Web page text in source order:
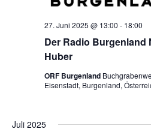
Der Radio Burgenland
Huber
27. Juni 2025 @ 13:00 - 18:00
ORF Burgenland
Eisenstadt, Burgenland,
Juli 2025